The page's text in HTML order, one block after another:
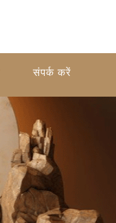
संपर्क करें